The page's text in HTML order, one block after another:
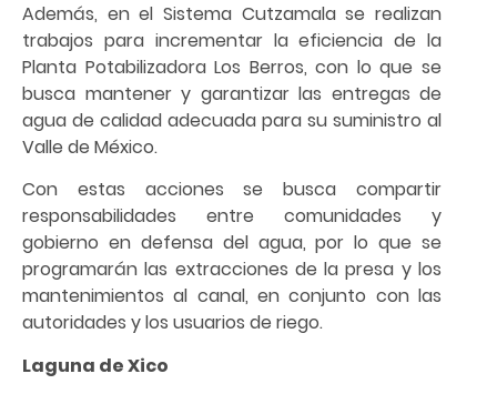
Además, en el Sistema Cutzamala se realizan
trabajos para incrementar la eficiencia de la
Planta Potabilizadora Los Berros, con lo que se
busca mantener y garantizar las entregas de
agua de calidad adecuada para su suministro al
Valle de México.
Con estas acciones se busca compartir
responsabilidades entre comunidades y
gobierno en defensa del agua, por lo que se
programarán las extracciones de la presa y los
mantenimientos al canal, en conjunto con las
autoridades y los usuarios de riego.
Laguna de Xico